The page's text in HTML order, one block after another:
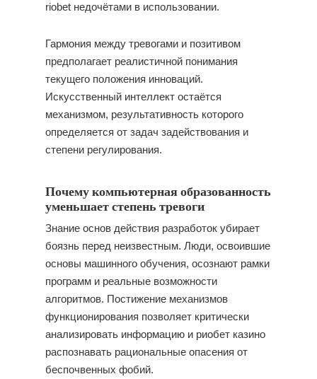
riobet недочётами в использовании.
Гармония между тревогами и позитивом
предполагает реалистичной понимания
текущего положения инноваций.
Искусственный интеллект остаётся
механизмом, результативность которого
определяется от задач задействования и
степени регулирования.
Почему компьютерная образованность
уменьшает степень тревоги
Знание основ действия разработок убирает
боязнь перед неизвестным. Люди, освоившие
основы машинного обучения, осознают рамки
программ и реальные возможности
алгоритмов. Постижение механизмов
функционирования позволяет критически
анализировать информацию и риобет казино
распознавать рациональные опасения от
беспочвенных фобий.